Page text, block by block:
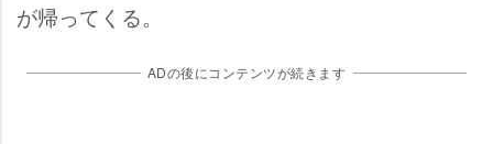
が帰ってくる。
ADの後にコンテンツが続きます